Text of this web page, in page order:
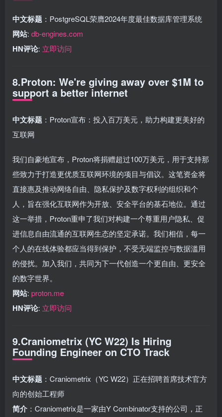
中文标题 ：PostgreSQL荣膺2024年度最佳数据库管理系统
网站: db-engines.com
HN评论: 立即访问
8.Proton: We're giving away over $1M to
support a better internet
中文标题 ：Proton宣布：投入百万美元，助力构建更美好的
互联网
我们自豪地宣布，Proton将捐赠超过100万美元，用于支持那
些致力于打造更优质互联网环境的项目与倡议。这笔资金将
直接惠及推动网络自由、隐私保护及数字权利的组织和个
人，旨在强化互联网作为开放、安全平台的基石地位。通过
这一举措，Proton重申了我们对构建一个尊重用户隐私、促
进信息自由流通的互联网生态的坚定承诺。我们相信，每一
个人的在线体验都应当得到保护，不受无端监控与数据滥用
的侵扰。加入我们，共同为下一代创造一个更自由、更安全
的数字世界。
网站: proton.me
HN评论: 立即访问
9.Craniometrix (YC W22) Is Hiring
Founding Engineer on CTO Track
中文标题 ：Craniometrix（YC W22）正在招聘首席技术官方
向的创始工程师
简介 ：Craniometrix是一家由Y Combinator支持的公司，正